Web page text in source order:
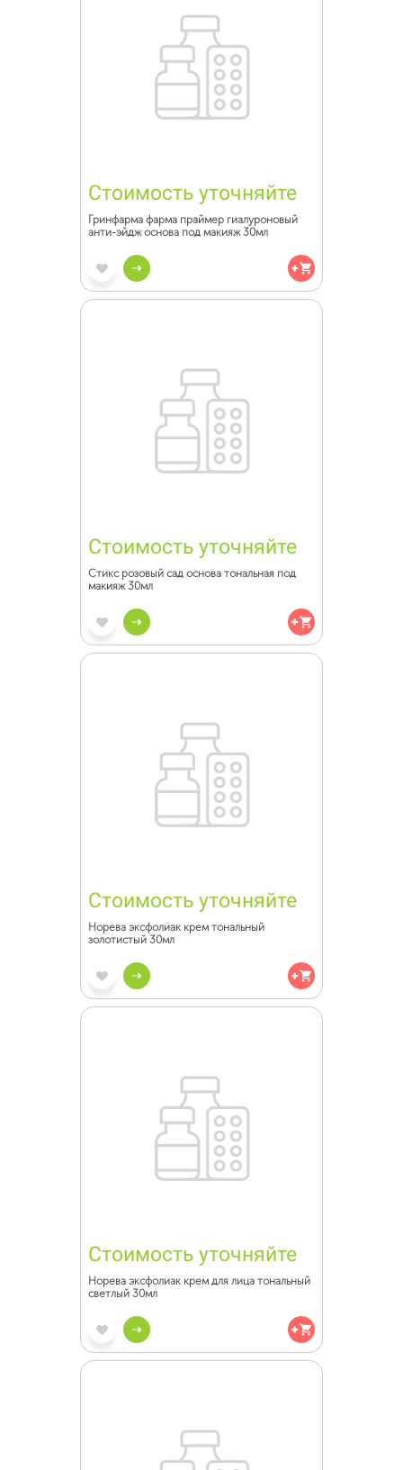
Стоимость уточняйте
Гринфарма фарма праймер гиалуроновый
анти-эйдж основа под макияж 30мл
Стоимость уточняйте
Стикс розовый сад основа тональная под
макияж 30мл
Стоимость уточняйте
Норева эксфолиак крем тональный
золотистый 30мл
Стоимость уточняйте
Норева эксфолиак крем для лица тональный
светлый 30мл